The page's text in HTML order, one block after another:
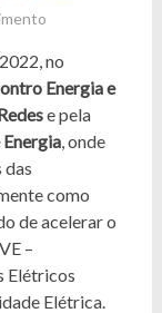
no
Energia e
e pela
, onde
das
como
de acelerar o
–
Elétricos
Elétrica.